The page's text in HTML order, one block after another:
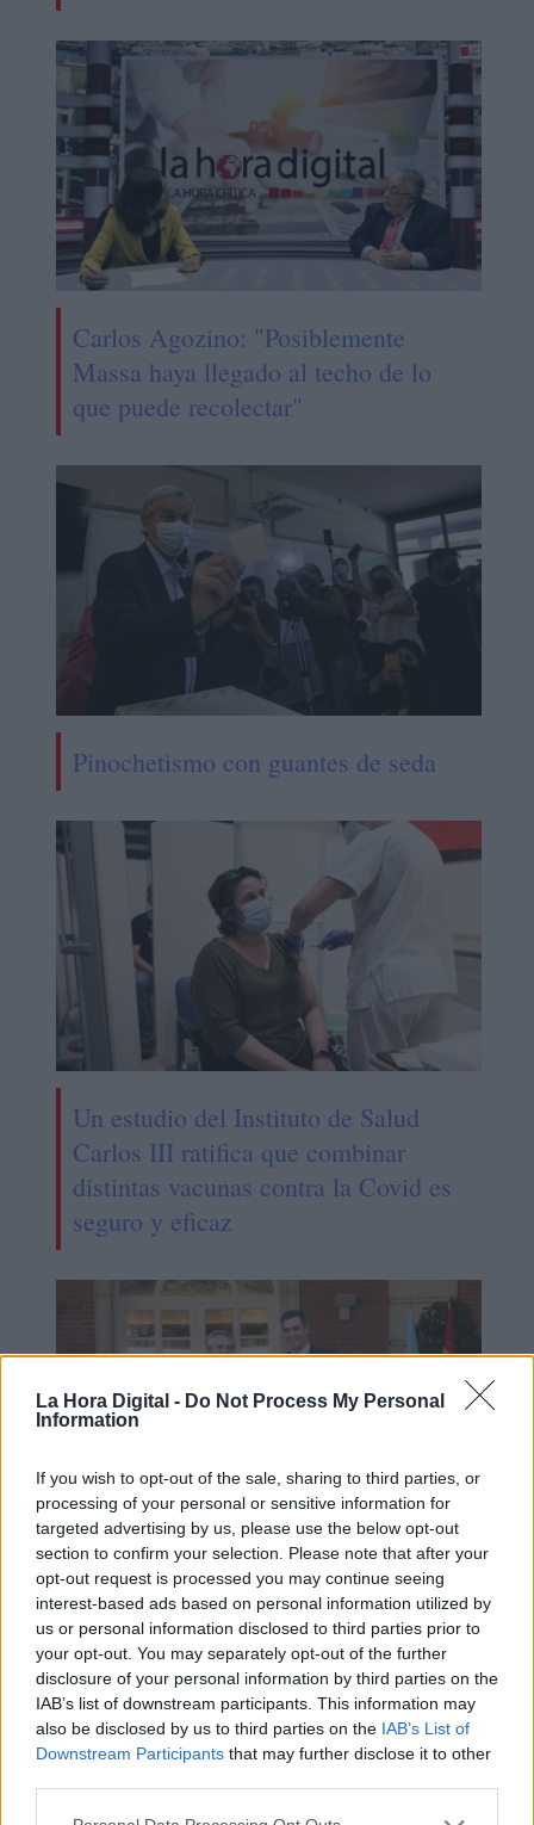
La Hora Digital - Do Not Process My Personal
Information
If you wish to opt-out of the sale, sharing to third parties, or
processing of your personal or sensitive information for
targeted advertising by us, please use the below opt-out
section to confirm your selection. Please note that after your
opt-out request is processed you may continue seeing
interest-based ads based on personal information utilized by
us or personal information disclosed to third parties prior to
your opt-out. You may separately opt-out of the further
disclosure of your personal information by third parties on the
IAB’s list of downstream participants. This information may
also be disclosed by us to third parties on the IAB’s List of
Downstream Participants that may further disclose it to other
Carlos Agozino: "Posiblemente
Massa haya llegado al techo de lo
que puede recolectar"
Pinochetismo con guantes de seda
Un estudio del Instituto de Salud
Carlos III ratifica que combinar
distintas vacunas contra la Covid es
seguro y eficaz
Deuda argentina, un nuevo tango en
Madrid
OPINIONES DIVERSAS
¿La ciudadanía de Occidente
es consciente del riesgo de